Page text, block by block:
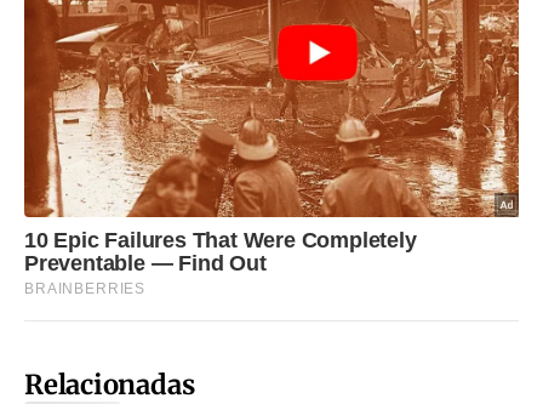
Relacionadas